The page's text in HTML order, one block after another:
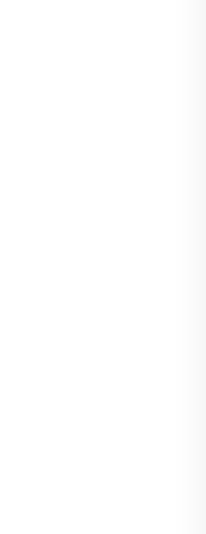
com um time de
uma central de
proprietários e